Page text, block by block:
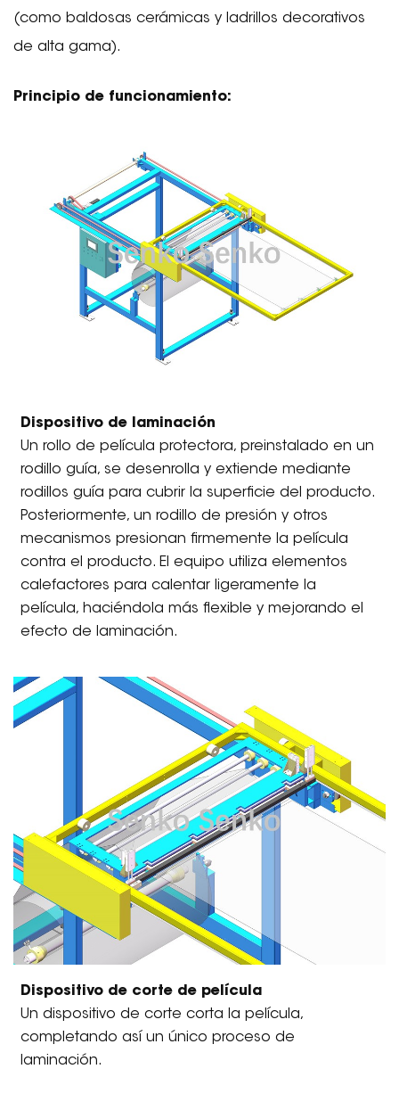
(como baldosas cerámicas y ladrillos decorativos
de alta gama).
Principio de funcionamiento:
Dispositivo de laminación
Un rollo de película protectora, preinstalado en un
rodillo guía, se desenrolla y extiende mediante
rodillos guía para cubrir la superficie del producto.
Posteriormente, un rodillo de presión y otros
mecanismos presionan firmemente la película
contra el producto. El equipo utiliza elementos
calefactores para calentar ligeramente la
película, haciéndola más flexible y mejorando el
efecto de laminación.
Dispositivo de corte de película
Un dispositivo de corte corta la película,
completando así un único proceso de
laminación.